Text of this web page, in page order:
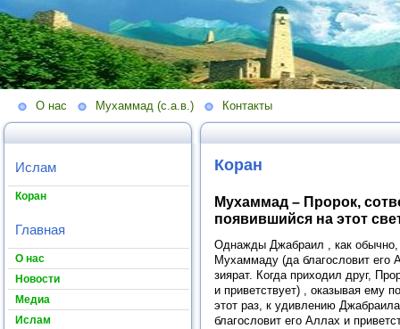
О нас Мухаммад (с.а.в.) Контакты
Ислам
Коран
Главная
О нас
Новости
Медиа
Ислам
Коран
Мухаммад – Пророк,
появившийся на этот
Однажды Джабраил , как
Мухаммаду (да благословит его
зиярат. Когда приходил друг,
и приветствует) , оказывая ему
этот раз, к удивлению
благословит его Аллах и